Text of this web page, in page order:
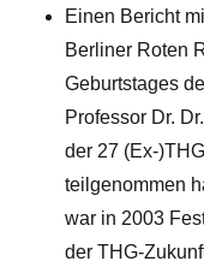
Einen Bericht
Berliner Roten
Geburtstages
Professor Dr.
der 27 (Ex-
teilgenommen
war in 2003
der THG-